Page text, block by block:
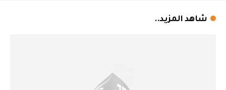
شاهد المزيد..